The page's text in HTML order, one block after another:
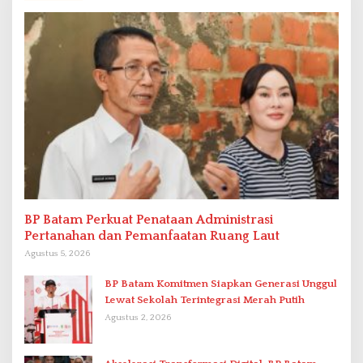
BP Batam Perkuat Penataan Administrasi
Pertanahan dan Pemanfaatan Ruang Laut
Agustus 5, 2026
BP Batam Komitmen Siapkan Generasi Unggul
Lewat Sekolah Terintegrasi Merah Putih
Agustus 2, 2026